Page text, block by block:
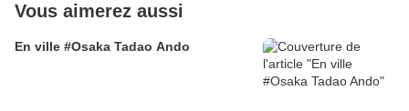
Vous aimerez aussi
En ville #Osaka Tadao Ando